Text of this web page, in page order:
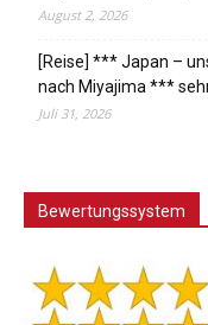
August 2, 2026
[Reise] *** Japan –
nach Miyajima ***
Juli 31, 2026
Bewertungssystem